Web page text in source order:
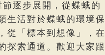
逐步展開，從蝶蛾的
生活對於蝶蛾的環境保
從「標本到想像」，在
探索通道。歡迎大家跟